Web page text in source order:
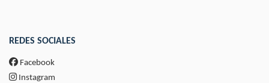
REDES SOCIALES
Facebook
Instagram